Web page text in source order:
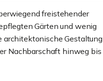
freistehender
Gärten und wenig
architektonische Gestaltung
Nachbarschaft hinweg bis